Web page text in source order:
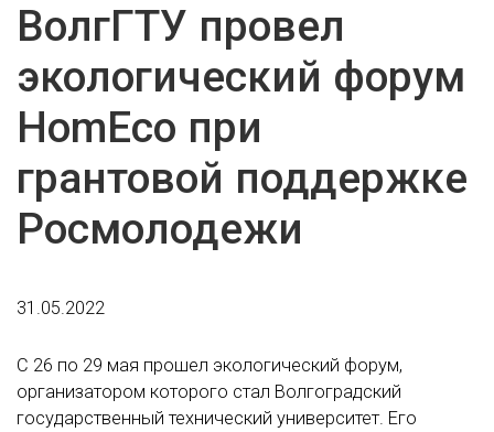
ВолгГТУ провел
экологический форум
HomEco при
грантовой поддержке
Росмолодежи
31.05.2022
С 26 по 29 мая прошел экологический форум,
организатором которого стал Волгоградский
государственный технический университет. Его